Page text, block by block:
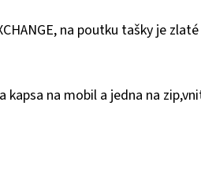
na poutku tašky je
kapsa na mobil a jedna na